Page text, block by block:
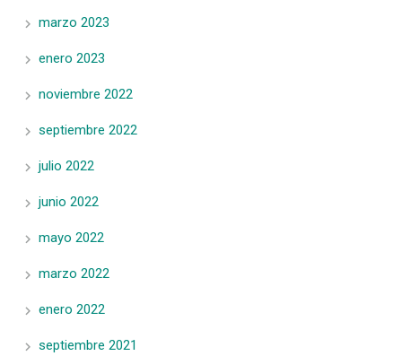
marzo 2023
enero 2023
noviembre 2022
septiembre 2022
julio 2022
junio 2022
mayo 2022
marzo 2022
enero 2022
septiembre 2021